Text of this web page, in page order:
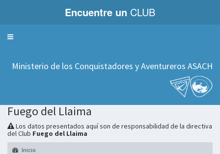
Encuentre un CLUB
Servicios
Ministerio de los Conquistadores y Aventureros ASACH
Fuego del Llaima
Los datos presentados aquí son de responsabilidad de la directiva
del Club Fuego del Llaima
Inicio